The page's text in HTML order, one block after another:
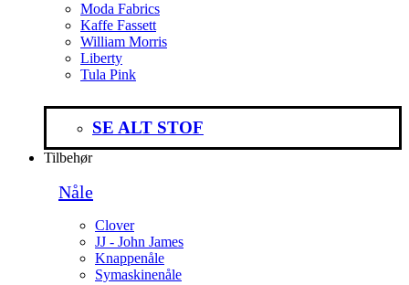
Moda Fabrics
Kaffe Fassett
William Morris
Liberty
Tula Pink
SE ALT STOF
Tilbehør
Nåle
Clover
JJ - John James
Knappenåle
Symaskinenåle